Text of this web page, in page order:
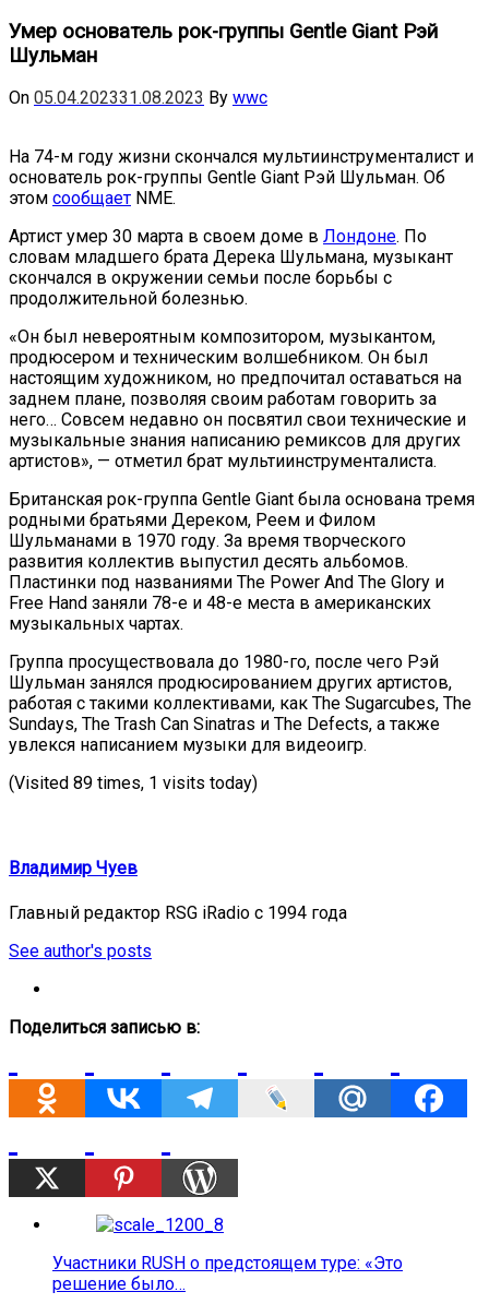
Умер основатель рок-группы Gentle Giant Рэй
Шульман
On 05.04.202331.08.2023 By wwc
На 74-м году жизни скончался мультиинструменталист и
основатель рок-группы Gentle Giant Рэй Шульман. Об
этом сообщает NME.
Артист умер 30 марта в своем доме в Лондоне. По
словам младшего брата Дерека Шульмана, музыкант
скончался в окружении семьи после борьбы с
продолжительной болезнью.
«Он был невероятным композитором, музыкантом,
продюсером и техническим волшебником. Он был
настоящим художником, но предпочитал оставаться на
заднем плане, позволяя своим работам говорить за
него… Совсем недавно он посвятил свои технические и
музыкальные знания написанию ремиксов для других
артистов», — отметил брат мультиинструменталиста.
Британская рок-группа Gentle Giant была основана тремя
родными братьями Дереком, Реем и Филом
Шульманами в 1970 году. За время творческого
развития коллектив выпустил десять альбомов.
Пластинки под названиями The Power And The Glory и
Free Hand заняли 78-е и 48-е места в американских
музыкальных чартах.
Группа просуществовала до 1980-го, после чего Рэй
Шульман занялся продюсированием других артистов,
работая с такими коллективами, как The Sugarcubes, The
Sundays, The Trash Can Sinatras и The Defects, а также
увлекся написанием музыки для видеоигр.
(Visited 89 times, 1 visits today)
Владимир Чуев
Главный редактор RSG iRadio с 1994 года
See author's posts
Поделиться записью в:
Участники RUSH о предстоящем туре: «Это
решение было…